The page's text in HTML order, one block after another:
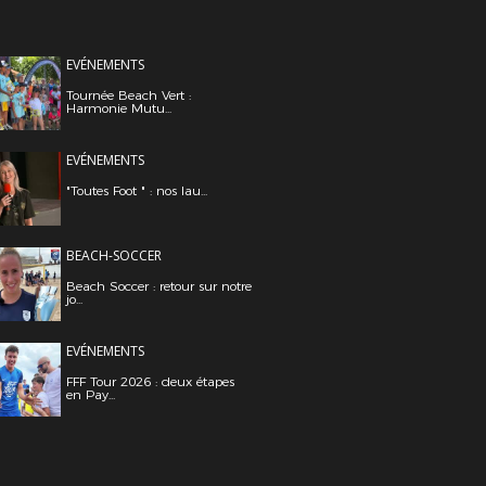
EVÉNEMENTS
Tournée Beach Vert :
Harmonie Mutu...
EVÉNEMENTS
"Toutes Foot " : nos lau...
BEACH-SOCCER
Beach Soccer : retour sur notre
jo...
EVÉNEMENTS
FFF Tour 2026 : deux étapes
en Pay...